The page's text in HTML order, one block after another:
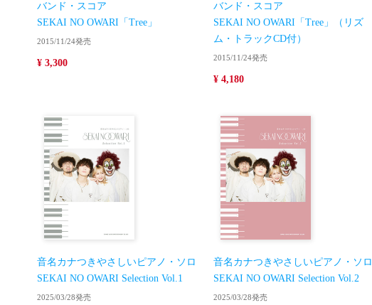
バンド・スコア
SEKAI NO OWARI「Tree」
2015/11/24発売
¥ 3,300
バンド・スコア
SEKAI NO OWARI「Tree」（リズ
ム・トラックCD付）
2015/11/24発売
¥ 4,180
音名カナつきやさしいピアノ・ソロ
SEKAI NO OWARI Selection Vol.1
2025/03/28発売
音名カナつきやさしいピアノ・ソロ
SEKAI NO OWARI Selection Vol.2
2025/03/28発売